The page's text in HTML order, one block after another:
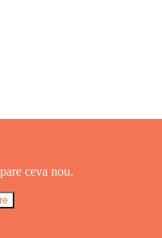
ceva nou.